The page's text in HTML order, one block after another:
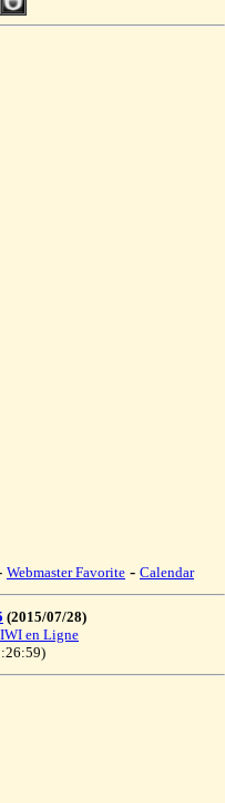
Webmaster Favorite - Calendar
(2015/07/28)
en Ligne